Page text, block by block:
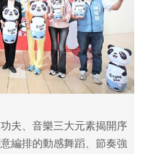
夫、音樂三大元素揭開序
編排的動感舞蹈、節奏強